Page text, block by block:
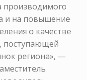
производимого
и на повышение
о качестве
поступающей
региона», —